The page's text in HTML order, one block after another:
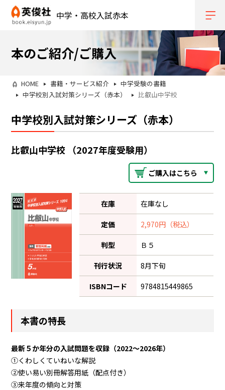
中学・高校入試赤本
本のご紹介/ご購入
HOME 書籍・サービス紹介
中学受験の書籍
中学校別入試対策シリーズ（赤本）
比叡山中学校
中学校別入試対策シリーズ（赤本）
比叡山中学校 （2027年度受験用）
ご購入はこちら
在庫 在庫なし
定価 2,970円（税込）
判型 Ｂ５
刊行状況 8月下旬
ISBNコード 9784815449865
本書の特長
最新５か年分の入試問題を収録（2022～2026年）
①くわしくていねいな解説
②使い易い別冊解答用紙（配点付き）
③来年度の傾向と対策